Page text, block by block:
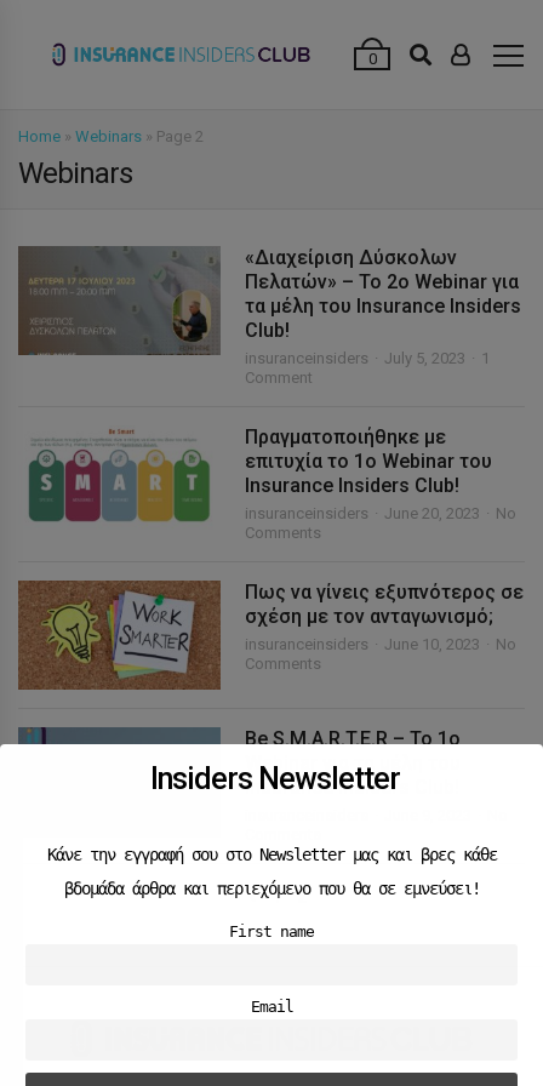
0
Home » Webinars » Page 2
Webinars
«Διαχείριση Δύσκολων
Πελατών» – Το 2ο Webinar για
τα μέλη του Insurance Insiders
Club!
insuranceinsiders July 5, 2023
1
Comment
Πραγματοποιήθηκε με
επιτυχία το 1ο Webinar του
Insurance Insiders Club!
insuranceinsiders June 20, 2023
No
Comments
Πως να γίνεις εξυπνότερος σε
σχέση με τον ανταγωνισμό;
insuranceinsiders June 10, 2023
No
Comments
Be S.M.A.R.T.E.R – Το 1ο
Webinar για τα μέλη του
Insurance Insiders Club!
1 2
Insiders Newsletter
Κάνε την εγγραφή σου στο Newsletter μας και βρες κάθε
βδομάδα άρθρα και περιεχόμενο που θα σε εμνεύσει!
First name
Email